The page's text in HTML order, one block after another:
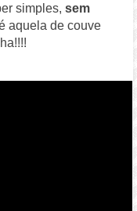
simples,sem
aquela de couve